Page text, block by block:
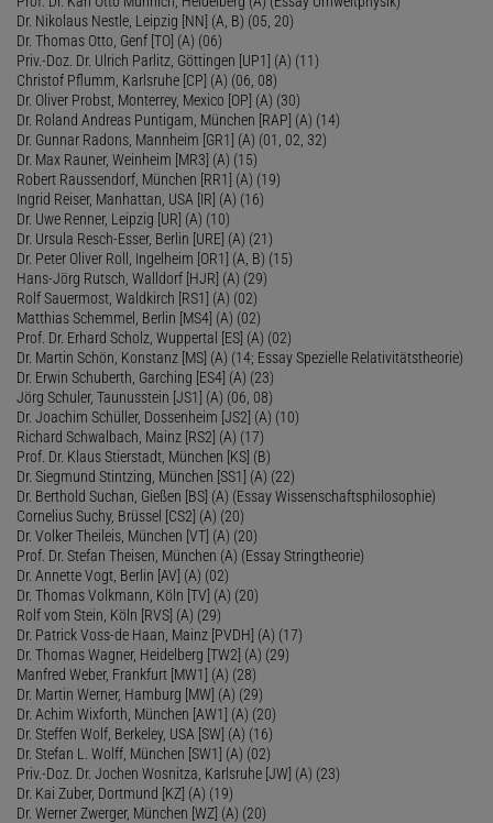
Dr. Nikolaus Nestle, Leipzig [NN] (A, B) (05, 20)
Dr. Thomas Otto, Genf [TO] (A) (06)
Priv.-Doz. Dr. Ulrich Parlitz, Göttingen [UP1] (A) (11)
Christof Pflumm, Karlsruhe [CP] (A) (06, 08)
Dr. Oliver Probst, Monterrey, Mexico [OP] (A) (30)
Dr. Roland Andreas Puntigam, München [RAP] (A) (14)
Dr. Gunnar Radons, Mannheim [GR1] (A) (01, 02, 32)
Dr. Max Rauner, Weinheim [MR3] (A) (15)
Robert Raussendorf, München [RR1] (A) (19)
Ingrid Reiser, Manhattan, USA [IR] (A) (16)
Dr. Uwe Renner, Leipzig [UR] (A) (10)
Dr. Ursula Resch-Esser, Berlin [URE] (A) (21)
Dr. Peter Oliver Roll, Ingelheim [OR1] (A, B) (15)
Hans-Jörg Rutsch, Walldorf [HJR] (A) (29)
Rolf Sauermost, Waldkirch [RS1] (A) (02)
Matthias Schemmel, Berlin [MS4] (A) (02)
Prof. Dr. Erhard Scholz, Wuppertal [ES] (A) (02)
Dr. Martin Schön, Konstanz [MS] (A) (14; Essay Spezielle Relativitätstheorie)
Dr. Erwin Schuberth, Garching [ES4] (A) (23)
Jörg Schuler, Taunusstein [JS1] (A) (06, 08)
Dr. Joachim Schüller, Dossenheim [JS2] (A) (10)
Richard Schwalbach, Mainz [RS2] (A) (17)
Prof. Dr. Klaus Stierstadt, München [KS] (B)
Dr. Siegmund Stintzing, München [SS1] (A) (22)
Dr. Berthold Suchan, Gießen [BS] (A) (Essay Wissenschaftsphilosophie)
Cornelius Suchy, Brüssel [CS2] (A) (20)
Dr. Volker Theileis, München [VT] (A) (20)
Prof. Dr. Stefan Theisen, München (A) (Essay Stringtheorie)
Dr. Annette Vogt, Berlin [AV] (A) (02)
Dr. Thomas Volkmann, Köln [TV] (A) (20)
Rolf vom Stein, Köln [RVS] (A) (29)
Dr. Patrick Voss-de Haan, Mainz [PVDH] (A) (17)
Dr. Thomas Wagner, Heidelberg [TW2] (A) (29)
Manfred Weber, Frankfurt [MW1] (A) (28)
Dr. Martin Werner, Hamburg [MW] (A) (29)
Dr. Achim Wixforth, München [AW1] (A) (20)
Dr. Steffen Wolf, Berkeley, USA [SW] (A) (16)
Dr. Stefan L. Wolff, München [SW1] (A) (02)
Priv.-Doz. Dr. Jochen Wosnitza, Karlsruhe [JW] (A) (23)
Dr. Kai Zuber, Dortmund [KZ] (A) (19)
Dr. Werner Zwerger, München [WZ] (A) (20)